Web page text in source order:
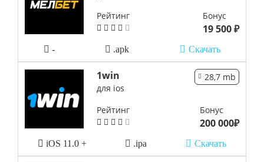
Рейтинг
Бонус
19 500 ₽
- .apk Скачать
1win
28,7 mb
для ios
Рейтинг
Бонус
200 000₽
iOS 11.0 + .ipa Скачать